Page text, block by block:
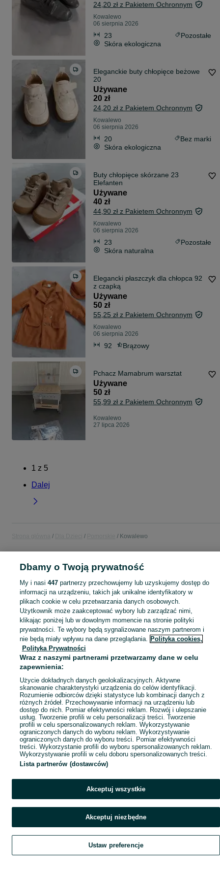
24,20 zł z Pakietem Ochronnym
Kowalewo
06 sierpnia 2026
23
Pozostałe
Skóra ekologiczna
Eleganckie buty chłopięce beżowe
20
Używane
20 zł
24,20 zł z Pakietem Ochronnym
Kowalewo
06 sierpnia 2026
20
Bez marki
Skóra ekologiczna
Buty chłopięce skórzane 23
Elefanten
Używane
40 zł
44,90 zł z Pakietem Ochronnym
Kowalewo
06 sierpnia 2026
23
Pozostałe
Skóra naturalna
Elegancki płaszczyk dla chłopca 92
z czapką
Używane
50 zł
55,25 zł z Pakietem Ochronnym
Kowalewo
06 sierpnia 2026
92 Brązowy
Pchacz Mamabrum warsztat
Używane
50 zł
55,99 zł z Pakietem Ochronnym
Kowalewo
27 lipca 2026
1 z 5
Dalej
Kowalewo
DLA DZIECI
KATEGORIA
Zakupy dla Twojej pociechy mogą być dziecinnie proste! Znajdź to, czego potrzebujesz w kategorii Dla Dzieci na OLX - Kowalewo i okolice! Zobacz
Mapa kategorii
Mapa miejscowości
Mapa ministron
Szukaj Obserwujesz Dodaj Czat Konto
Dbamy o Twoją prywatność
My i nasi 447partnerzy przechowujemy lub uzyskujemy dostęp do
informacji na urządzeniu, takich jak unikalne identyfikatory w
plikach cookie w celu przetwarzania danych osobowych.
Użytkownik może zaakceptować wybory lub zarządzać nimi,
klikając poniżej lub w dowolnym momencie na stronie polityki
prywatności. Te wybory będą sygnalizowane naszym partnerom i
nie będą miały wpływu na dane przeglądania. Polityka cookies,
Polityka Prywatności
Wraz z naszymi partnerami przetwarzamy dane w celu
zapewnienia:
Użycie dokładnych danych geolokalizacyjnych. Aktywne
skanowanie charakterystyki urządzenia do celów identyfikacji.
Rozumienie odbiorców dzięki statystyce lub kombinacji danych z
różnych źródeł. Przechowywanie informacji na urządzeniu lub
dostęp do nich. Pomiar efektywności reklam. Rozwój i ulepszanie
usług. Tworzenie profili w celu personalizacji treści. Tworzenie
profili w celu spersonalizowanych reklam. Wykorzystywanie
ograniczonych danych do wyboru reklam. Wykorzystywanie
ograniczonych danych do wyboru treści. Pomiar efektywności
treści. Wykorzystanie profili do wyboru spersonalizowanych reklam.
Wykorzystywanie profili w celu doboru spersonalizowanych treści.
Lista partnerów (dostawców)
Akceptuj wszystkie
Akceptuj niezbędne
Ustaw preferencje